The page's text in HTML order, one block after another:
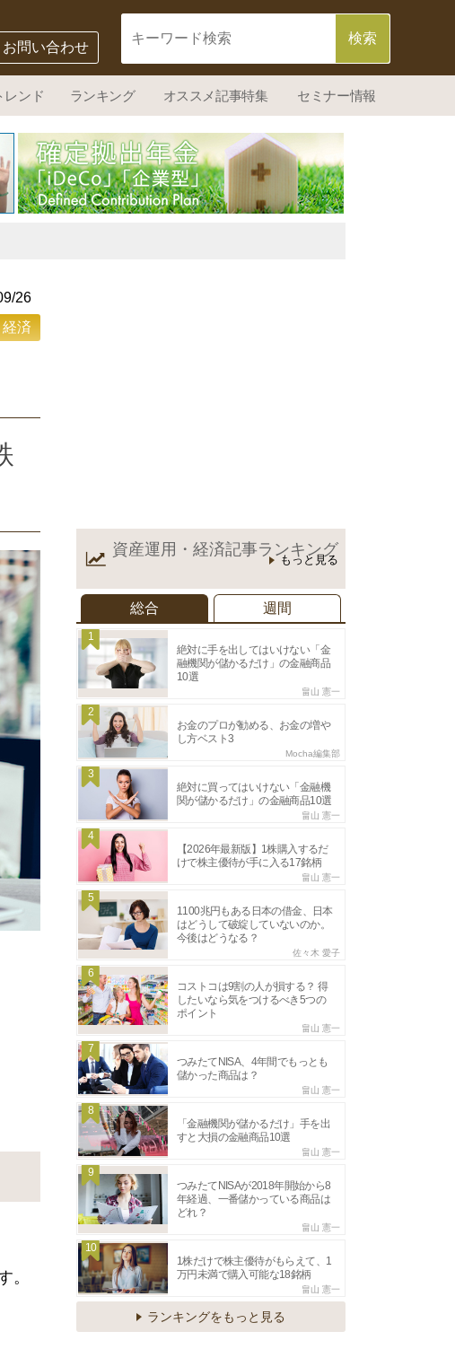
お問い合わせ
レンド ランキング オススメ記事特集 セミナー情報
26
済
。
資産運用・経済記事ランキング
もっと見る
総合 週間
1
絶対に手を出してはいけない「金
融機関が儲かるだけ」の金融商品
10選
畠山 憲一
2
お金のプロが勧める、お金の増や
し方ベスト3
Mocha編集部
3
絶対に買ってはいけない「金融機
関が儲かるだけ」の金融商品10選
畠山 憲一
4
【2026年最新版】1株購入するだ
けで株主優待が手に入る17銘柄
畠山 憲一
5
1100兆円もある日本の借金、日本
はどうして破綻していないのか。
今後はどうなる？
佐々木 愛子
6
コストコは9割の人が損する？ 得
したいなら気をつけるべき5つの
ポイント
畠山 憲一
7
つみたてNISA、4年間でもっとも
儲かった商品は？
畠山 憲一
8
「金融機関が儲かるだけ」手を出
すと大損の金融商品10選
畠山 憲一
9
つみたてNISAが2018年開始から8
年経過、一番儲かっている商品は
どれ？
畠山 憲一
10
1株だけで株主優待がもらえて、1
万円未満で購入可能な18銘柄
畠山 憲一
ランキングをもっと見る